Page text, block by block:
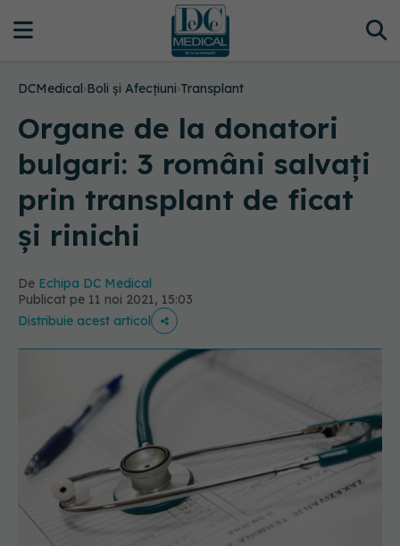
DCMedical›Boli și Afecțiuni›Transplant
Organe de la donatori
bulgari: 3 români salvați
prin transplant de ficat
și rinichi
De Echipa DC Medical
Publicat pe 11 noi 2021, 15:03
Distribuie acest articol